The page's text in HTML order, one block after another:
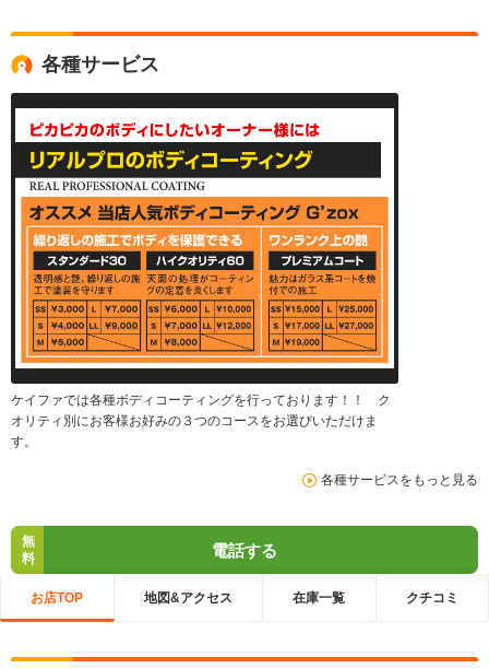
各種サービス
ケイファでは各種ボディコーティングを行っております！！ ク
オリティ別にお客様お好みの３つのコースをお選びいただけま
す。
各種サービスをもっと見る
無
料
電話する
お店TOP 地図&アクセス 在庫一覧 クチコミ